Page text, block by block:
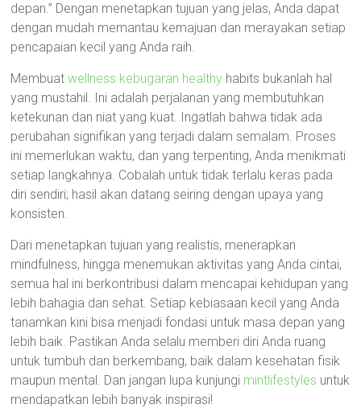
depan.” Dengan menetapkan tujuan yang jelas, Anda dapat
dengan mudah memantau kemajuan dan merayakan setiap
pencapaian kecil yang Anda raih.
Membuatwellness kebugaran healthy habits bukanlah hal
yang mustahil. Ini adalah perjalanan yang membutuhkan
ketekunan dan niat yang kuat. Ingatlah bahwa tidak ada
perubahan signifikan yang terjadi dalam semalam. Proses
ini memerlukan waktu, dan yang terpenting, Anda menikmati
setiap langkahnya. Cobalah untuk tidak terlalu keras pada
diri sendiri; hasil akan datang seiring dengan upaya yang
konsisten.
Dari menetapkan tujuan yang realistis, menerapkan
mindfulness, hingga menemukan aktivitas yang Anda cintai,
semua hal ini berkontribusi dalam mencapai kehidupan yang
lebih bahagia dan sehat. Setiap kebiasaan kecil yang Anda
tanamkan kini bisa menjadi fondasi untuk masa depan yang
lebih baik. Pastikan Anda selalu memberi diri Anda ruang
untuk tumbuh dan berkembang, baik dalam kesehatan fisik
maupun mental. Dan jangan lupa kunjungi mintlifestyles untuk
mendapatkan lebih banyak inspirasi!